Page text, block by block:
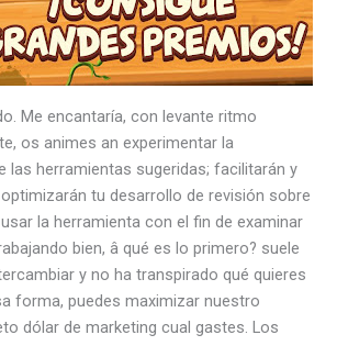
Me encantaría, con levante ritmo
os animes an experimentar la
las herramientas sugeridas; facilitarán y
tu desarrollo de revisión sobre
la herramienta con el fin de examinar
bien, â qué es lo primero? suele
y no ha transpirado qué quieres
forma, puedes maximizar nuestro
dólar de marketing cual gastes. Los